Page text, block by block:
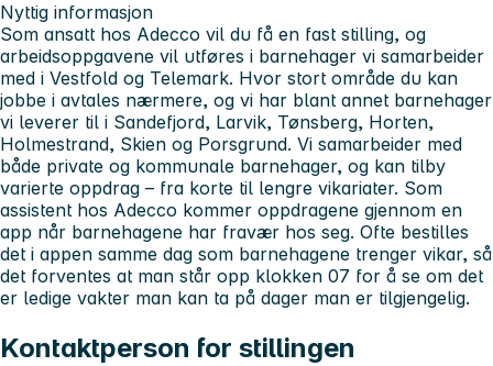
Nyttig informasjon
Som ansatt hos Adecco vil du få en fast stilling, og
arbeidsoppgavene vil utføres i barnehager vi samarbeider
med i Vestfold og Telemark. Hvor stort område du kan
jobbe i avtales nærmere, og vi har blant annet barnehager
vi leverer til i Sandefjord, Larvik, Tønsberg, Horten,
Holmestrand, Skien og Porsgrund. Vi samarbeider med
både private og kommunale barnehager, og kan tilby
varierte oppdrag – fra korte til lengre vikariater. Som
assistent hos Adecco kommer oppdragene gjennom en
app når barnehagene har fravær hos seg. Ofte bestilles
det i appen samme dag som barnehagene trenger vikar, så
det forventes at man står opp klokken 07 for å se om det
er ledige vakter man kan ta på dager man er tilgjengelig.
Kontaktperson for stillingen